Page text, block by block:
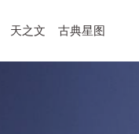
天之文 古典星图